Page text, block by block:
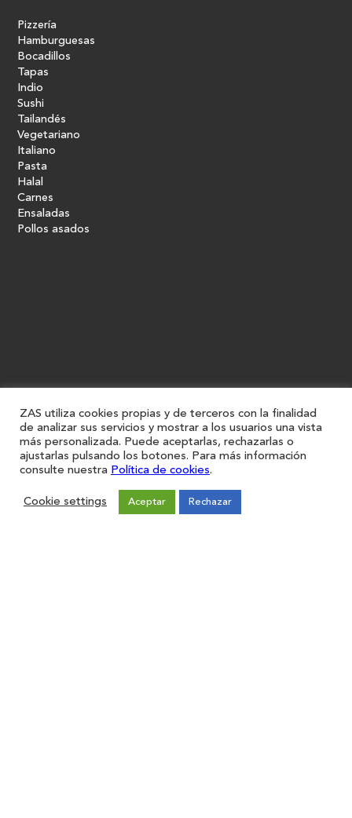
Pizzería
Hamburguesas
Bocadillos
Tapas
Indio
Sushi
Tailandés
Vegetariano
Italiano
Pasta
Halal
Carnes
Ensaladas
Pollos asados
ZAS utiliza cookies propias y de terceros con la finalidad
de analizar sus servicios y mostrar a los usuarios una vista
más personalizada. Puede aceptarlas, rechazarlas o
ajustarlas pulsando los botones. Para más información
consulte nuestra Política de cookies.
Cookie settings Aceptar Rechazar